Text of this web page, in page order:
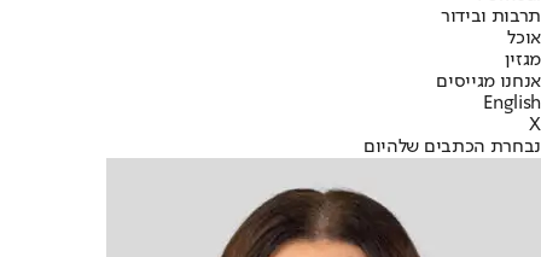
תרבות ובידור
אוכל
מגזין
אנחנו מגייסים
English
X
נבחרת הכתבים שלהיום